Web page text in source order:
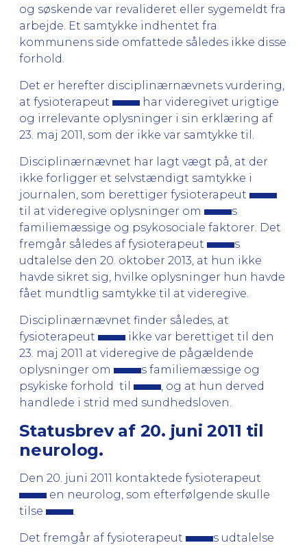
og søskende var revalideret eller sygemeldt fra
arbejde. Et samtykke indhentet fra
kommunens side omfattede således ikke disse
forhold.
Det er herefter disciplinærnævnets vurdering,
at fysioterapeut
har videregivet urigtige
og irrelevante oplysninger i sin erklæring af
23. maj 2011, som der ikke var samtykke til.
Disciplinærnævnet har lagt vægt på, at der
ikke forligger et selvstændigt samtykke i
journalen, som berettiger fysioterapeut
til at videregive oplysninger om
s
familiemæssige og psykosociale faktorer. Det
fremgår således af fysioterapeut
s
udtalelse den 20. oktober 2013, at hun ikke
havde sikret sig, hvilke oplysninger hun havde
fået mundtlig samtykke til at videregive.
Disciplinærnævnet finder således, at
fysioterapeut
ikke var berettiget til den
23. maj 2011 at videregive de pågældende
oplysninger om
s familiemæssige og
psykiske forhold til
, og at hun derved
handlede i strid med sundhedsloven.
Statusbrev af 20. juni 2011 til
neurolog.
Den 20. juni 2011 kontaktede fysioterapeut
en neurolog, som efterfølgende skulle
tilse
Det fremgår af fysioterapeut
s udtalelse